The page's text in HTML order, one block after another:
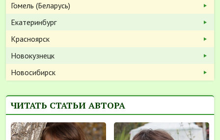
Гомель (Беларусь)
Екатеринбург
Красноярск
Новокузнецк
Новосибирск
ЧИТАТЬ СТАТЬИ АВТОРА